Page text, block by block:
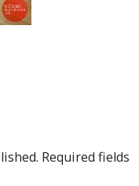
Required fields